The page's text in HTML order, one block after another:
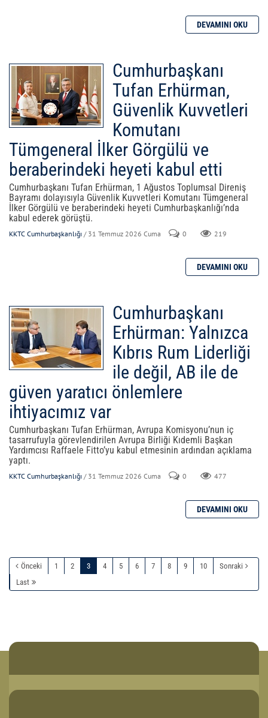
Cumhurbaşkanı
Tufan Erhürman,
Güvenlik Kuvvetleri
Komutanı
Tümgeneral İlker Görgülü ve
beraberindeki heyeti kabul etti
Cumhurbaşkanı Tufan Erhürman, 1 Ağustos Toplumsal Direniş
Bayramı dolayısıyla Güvenlik Kuvvetleri Komutanı Tümgeneral
İlker Görgülü ve beraberindeki heyeti Cumhurbaşkanlığı’nda
kabul ederek görüştü.
KKTC Cumhurbaşkanlığı / 31 Temmuz 2026 Cuma 0 219
Cumhurbaşkanı
Erhürman: Yalnızca
Kıbrıs Rum Liderliği
ile değil, AB ile de
güven yaratıcı önlemlere
ihtiyacımız var
Cumhurbaşkanı Tufan Erhürman, Avrupa Komisyonu’nun iç
tasarrufuyla görevlendirilen Avrupa Birliği Kıdemli Başkan
Yardımcısı Raffaele Fitto’yu kabul etmesinin ardından açıklama
yaptı.
KKTC Cumhurbaşkanlığı / 31 Temmuz 2026 Cuma 0 477
Önceki 1 2 3 4 5 6 7 8 9 10
Sonraki
Last